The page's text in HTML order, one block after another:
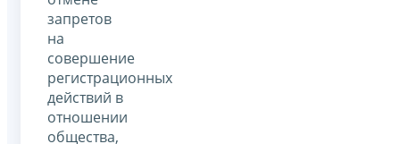
запретов
на
совершение
регистрационных
действий в
отношении
общества,